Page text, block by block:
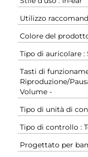
Utilizzo
Colore del
Tipo di auricolare
Tasti di
Riproduzione/
Volume -
Tipo di unità di
Tipo di controllo :
Progettato per